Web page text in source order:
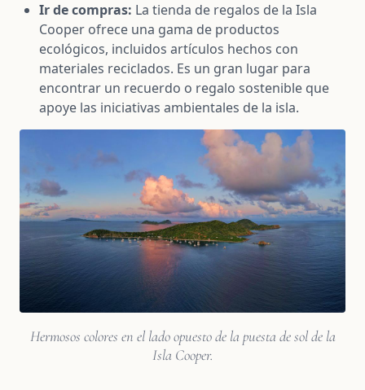
Ir de compras: La tienda de regalos de la Isla
Cooper ofrece una gama de productos
ecológicos, incluidos artículos hechos con
materiales reciclados. Es un gran lugar para
encontrar un recuerdo o regalo sostenible que
apoye las iniciativas ambientales de la isla.
Hermosos colores en el lado opuesto de la puesta de sol de la
Isla Cooper.